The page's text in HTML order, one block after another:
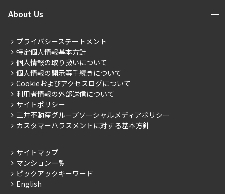
新着募集情報
こだわりから探す
こだわり一覧
プレミアムマンション
新築
当社限定（港区・渋谷区）
当社限定（港区・渋谷区以外）
三井不動産企画
賃料改定
フリーレント
ペット可
住まいのコラム
会員ページ
ご入居・提携サービス
お部屋探しからご契約まで
よくあるご質問
社宅紹介
【仲介会社様向け】当社仲介事業部取り扱い物件入居申込
About Us 開閉
会社情報
事業案内
採用情報
ニュースリリース
お問い合わせ
プライバシーステートメント
特定個人情報基本方針
個人情報の取り扱いについて
個人情報の開示等手続きについて
Cookieおよびアクセスログについて
利用者情報の外部送信について
サイトポリシー
三井不動産グループソーシャルメディアポリシー
カスタマーハラスメントに対する基本方針
サイトマップ
マンション一覧
ピックアックキーワード
English